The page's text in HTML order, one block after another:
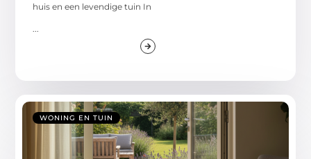
huis en een levendige tuin In
...
WONING EN TUIN